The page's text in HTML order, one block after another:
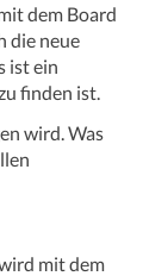
dem Board
die neue
ist ein
finden ist.
wird. Was
mit dem